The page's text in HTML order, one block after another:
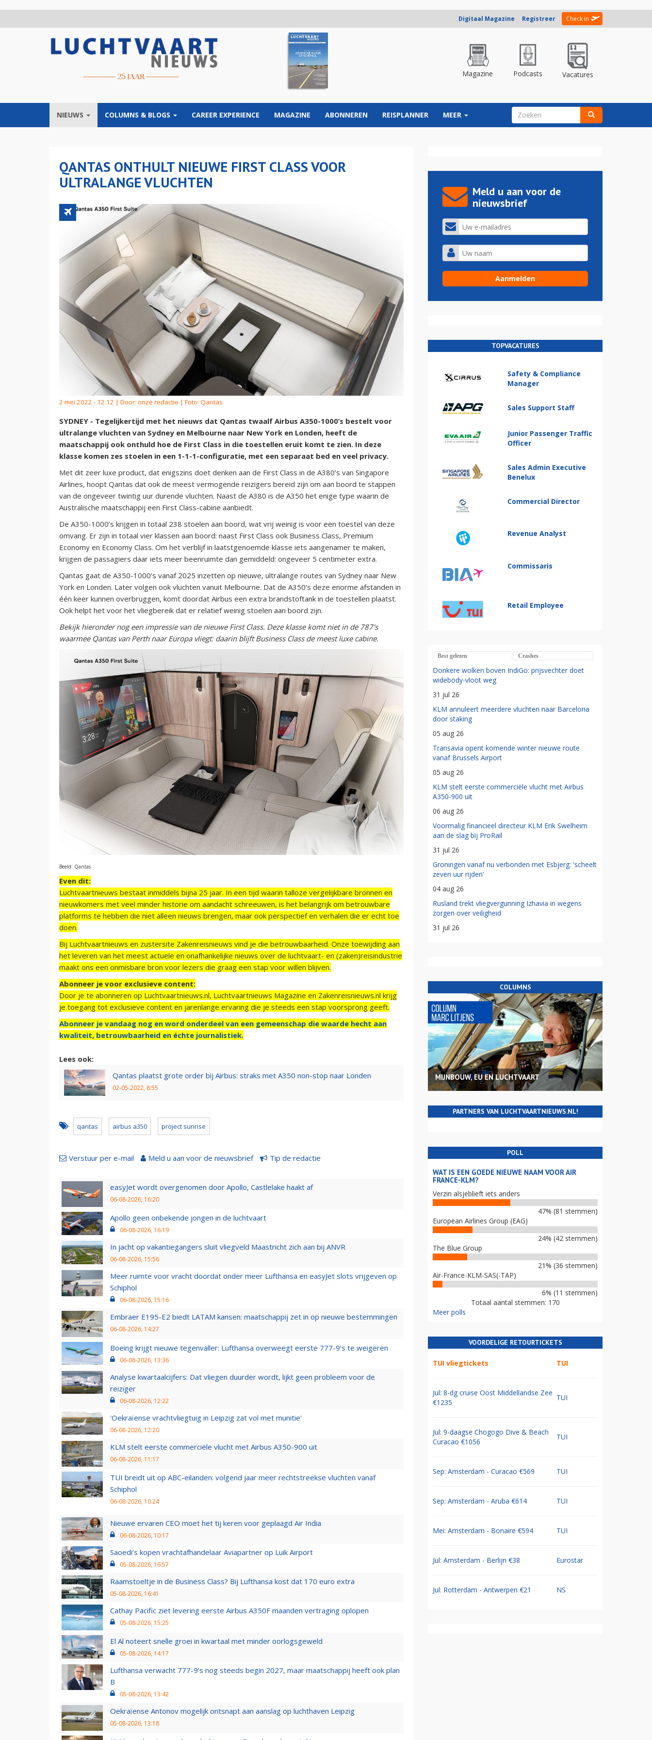
Digitaal Magazine Registreer Check in
Magazine Podcasts Vacatures
NIEUWS COLUMNS & BLOGS CAREER EXPERIENCE MAGAZINE ABONNEREN REISPLANNER MEER ZOEKVELD
QANTAS ONTHULT NIEUWE FIRST CLASS VOOR
ULTRALANGE VLUCHTEN
2 mei 2022 - 12:12 | Door: onze redactie | Foto: Qantas
SYDNEY - Tegelijkertijd met het nieuws dat Qantas twaalf Airbus A350-1000’s bestelt voor
ultralange vluchten van Sydney en Melbourne naar New York en Londen, heeft de
maatschappij ook onthuld hoe de First Class in die toestellen eruit komt te zien. In deze
klasse komen zes stoelen in een 1-1-1-configuratie, met een separaat bed en veel privacy.
Met dit zeer luxe product, dat enigszins doet denken aan de First Class in de A380’s van Singapore
Airlines, hoopt Qantas dat ook de meest vermogende reizigers bereid zijn om aan boord te stappen
van de ongeveer twintig uur durende vluchten. Naast de A380 is de A350 het enige type waarin de
Australische maatschappij een First Class-cabine aanbiedt.
De A350-1000’s krijgen in totaal 238 stoelen aan boord, wat vrij weinig is voor een toestel van deze
omvang. Er zijn in totaal vier klassen aan boord: naast First Class ook Business Class, Premium
Economy en Economy Class. Om het verblijf in laatstgenoemde klasse iets aangenamer te maken,
krijgen de passagiers daar iets meer beenruimte dan gemiddeld: ongeveer 5 centimeter extra.
Qantas gaat de A350-1000’s vanaf 2025 inzetten op nieuwe, ultralange routes van Sydney naar New
York en Londen. Later volgen ook vluchten vanuit Melbourne. Dat de A350’s deze enorme afstanden in
één keer kunnen overbruggen, komt doordat Airbus een extra brandstoftank in de toestellen plaatst.
Ook helpt het voor het vliegbereik dat er relatief weinig stoelen aan boord zijn.
Bekijk hieronder nog een impressie van de nieuwe First Class. Deze klasse komt niet in de 787's
waarmee Qantas van Perth naar Europa vliegt: daarin blijft Business Class de meest luxe cabine.
Beeld: Qantas
Even dit:
Luchtvaartnieuws bestaat inmiddels bijna 25 jaar. In een tijd waarin talloze vergelijkbare bronnen en
nieuwkomers met veel minder historie om aandacht schreeuwen, is het belangrijk om betrouwbare
platforms te hebben die niet alleen nieuws brengen, maar ook perspectief en verhalen die er echt toe
doen.
Bij Luchtvaartnieuws en zustersite Zakenreisnieuws vind je die betrouwbaarheid. Onze toewijding aan
het leveren van het meest actuele en onafhankelijke nieuws over de luchtvaart- en (zaken)reisindustrie
maakt ons een onmisbare bron voor lezers die graag een stap voor willen blijven.
Abonneer je voor exclusieve content:
Door je te abonneren op Luchtvaartnieuws.nl, Luchtvaartnieuws Magazine en Zakenreisnieuws.nl krijg
je toegang tot exclusieve content en jarenlange ervaring die je steeds een stap voorsprong geeft.
Abonneer je vandaag nog en word onderdeel van een gemeenschap die waarde hecht aan
kwaliteit, betrouwbaarheid en échte journalistiek.
Lees ook:
Qantas plaatst grote order bij Airbus: straks met A350 non-stop naar Londen
02-05-2022, 8:55
qantas airbus a350 project sunrise
Verstuur per e-mail Meld u aan voor de nieuwsbrief Tip de redactie
easyJet wordt overgenomen door Apollo, Castlelake haakt af
06-08-2026, 16:20
Apollo geen onbekende jongen in de luchtvaart
06-08-2026, 16:19
In jacht op vakantiegangers sluit vliegveld Maastricht zich aan bij ANVR
06-08-2026, 15:56
Meer ruimte voor vracht doordat onder meer Lufthansa en easyJet slots vrijgeven op
Schiphol
06-08-2026, 15:16
Embraer E195-E2 biedt LATAM kansen: maatschappij zet in op nieuwe bestemmingen
06-08-2026, 14:27
Boeing krijgt nieuwe tegenvaller: Lufthansa overweegt eerste 777-9’s te weigeren
06-08-2026, 13:36
Analyse kwartaalcijfers: Dat vliegen duurder wordt, lijkt geen probleem voor de
reiziger
06-08-2026, 12:22
'Oekraïense vrachtvliegtuig in Leipzig zat vol met munitie'
06-08-2026, 12:20
KLM stelt eerste commerciële vlucht met Airbus A350-900 uit
06-08-2026, 11:17
TUI breidt uit op ABC-eilanden: volgend jaar meer rechtstreekse vluchten vanaf
Schiphol
06-08-2026, 10:24
Nieuwe ervaren CEO moet het tij keren voor geplaagd Air India
06-08-2026, 10:17
Saoedi’s kopen vrachtafhandelaar Aviapartner op Luik Airport
05-08-2026, 16:57
Raamstoeltje in de Business Class? Bij Lufthansa kost dat 170 euro extra
05-08-2026, 16:41
Cathay Pacific ziet levering eerste Airbus A350F maanden vertraging oplopen
05-08-2026, 15:25
El Al noteert snelle groei in kwartaal met minder oorlogsgeweld
05-08-2026, 14:17
Lufthansa verwacht 777-9’s nog steeds begin 2027, maar maatschappij heeft ook plan
B
05-08-2026, 13:42
Oekraïense Antonov mogelijk ontsnapt aan aanslag op luchthaven Leipzig
05-08-2026, 13:18
Meld u aan voor de
nieuwsbrief
TOPVACATURES
Safety & Compliance
Manager
Sales Support Staff
Junior Passenger Traffic
Officer
Sales Admin Executive
Benelux
Commercial Director
Revenue Analyst
Commissaris
Retail Employee
Best gelezen Crashes
Donkere wolken boven IndiGo: prijsvechter doet
widebody-vloot weg
31 jul 26
KLM annuleert meerdere vluchten naar Barcelona
door staking
05 aug 26
Transavia opent komende winter nieuwe route
vanaf Brussels Airport
05 aug 26
KLM stelt eerste commerciële vlucht met Airbus
A350-900 uit
06 aug 26
Voormalig financieel directeur KLM Erik Swelheim
aan de slag bij ProRail
31 jul 26
Groningen vanaf nu verbonden met Esbjerg: 'scheelt
zeven uur rijden'
04 aug 26
Rusland trekt vliegvergunning Izhavia in wegens
zorgen over veiligheid
31 jul 26
COLUMNS
MIJNBOUW, EU EN LUCHTVAART
PARTNERS VAN LUCHTVAARTNIEUWS.NL!
POLL
WAT IS EEN GOEDE NIEUWE NAAM VOOR AIR
FRANCE-KLM?
Verzin alsjeblieft iets anders
47% (81 stemmen)
European Airlines Group (EAG)
24% (42 stemmen)
The Blue Group
21% (36 stemmen)
Air-France-KLM-SAS(-TAP)
6% (11 stemmen)
Totaal aantal stemmen: 170
Meer polls
VOORDELIGE RETOURTICKETS
TUI vliegtickets TUI
Jul: 8-dg cruise Oost Middellandse Zee
€1235
TUI
Jul: 9-daagse Chogogo Dive & Beach
Curacao €1056
TUI
Sep: Amsterdam - Curacao €569 TUI
Sep: Amsterdam - Aruba €614 TUI
Mei: Amsterdam - Bonaire €594 TUI
Jul: Amsterdam - Berlijn €38 Eurostar
Jul: Rotterdam - Antwerpen €21 NS